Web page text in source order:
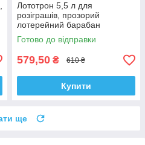
Лототрон 5,5 л для
розіграшів, прозорий
лотерейний барабан
Готово до відправки
579,50 ₴ 610 ₴
Купити
ще